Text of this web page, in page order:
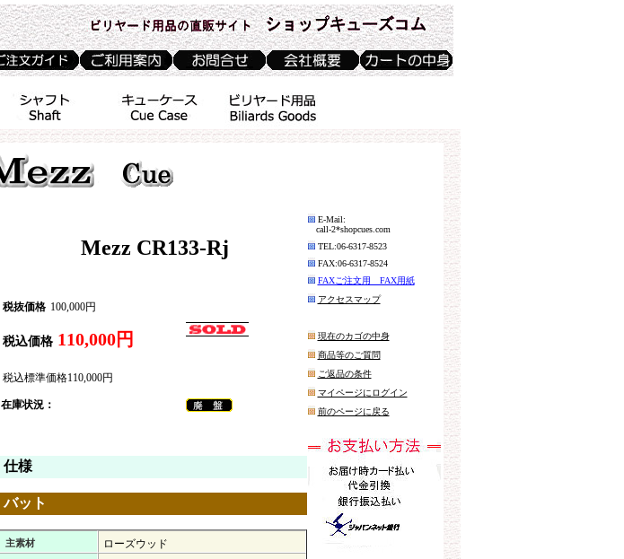
Mezz CR133-Rj
税抜価格 100,000円
税込価格 110,000円
税込標準価格110,000円
在庫状況：
仕様
バット
主素材 ローズウッド
E-Mail:
call-2*shopcues.com
TEL:06-6317-8523
FAX:06-6317-8524
FAXご注文用 FAX用紙
アクセスマップ
現在のカゴの中身
商品等のご質問
ご返品の条件
マイページにログイン
前のページに戻る